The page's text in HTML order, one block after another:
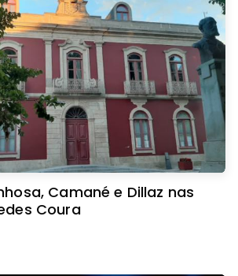
Camané e Dillaz nas
Coura